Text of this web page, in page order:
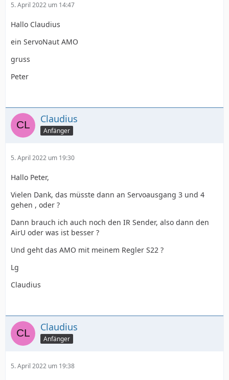
5. April 2022 um 14:47
Hallo Claudius
ein ServoNaut AMO
gruss
Peter
Claudius
Anfänger
5. April 2022 um 19:30
Hallo Peter,
Vielen Dank, das müsste dann an Servoausgang 3 und 4
gehen , oder ?
Dann brauch ich auch noch den IR Sender, also dann den
AirU oder was ist besser ?
Und geht das AMO mit meinem Regler S22 ?
Lg
Claudius
Claudius
Anfänger
5. April 2022 um 19:38